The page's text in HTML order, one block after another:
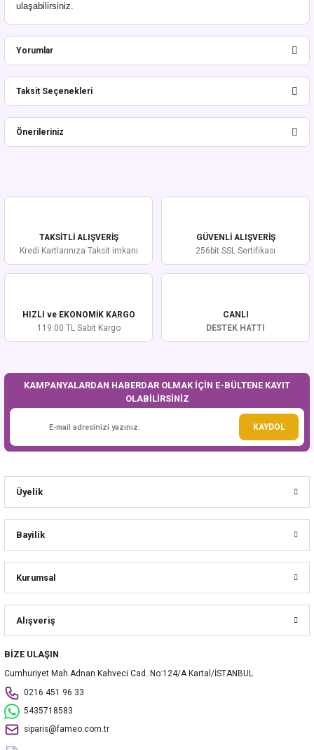
ulaşabilirsiniz.
Yorumlar
Bu ürüne ilk yorumu siz yapın!
Taksit Seçenekleri
Önerileriniz
Ürün resmi kalitesiz, bozuk veya görüntülenemiyor.
Ürün fiyatı diğer sitelerden daha pahalı.
Bu ürüne benzer farklı alternatifler olmalı.
TAKSİTLİ ALIŞVERİŞ
Kredi Kartlarınıza Taksit imkanı
GÜVENLİ ALIŞVERİŞ
256bit SSL Sertifikası
HIZLI ve EKONOMİK KARGO
119.00 TL Sabit Kargo
CANLI
DESTEK HATTI
KAMPANYALARDAN HABERDAR OLMAK İÇİN E-BÜLTENE KAYIT
OLABİLİRSİNİZ
KAYDOL
Üyelik
Bayilik
Kurumsal
Alışveriş
BİZE ULAŞIN
Cumhuriyet Mah.Adnan Kahveci Cad..No:124/A Kartal/İSTANBUL
0216 451 96 33
5435718583
siparis@fameo.com.tr